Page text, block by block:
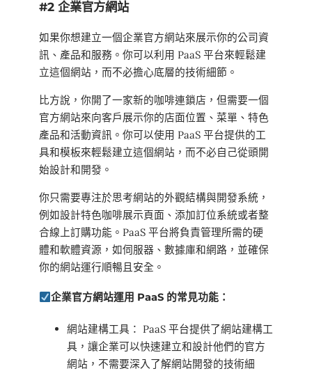
#2 企業官方網站
如果你想建立一個企業官方網站來展示你的公司資
訊、產品和服務。你可以利用 PaaS 平台來輕鬆建
立這個網站，而不必擔心底層的技術細節。
比方說，你開了一家新的咖啡連鎖店，但需要一個
官方網站來向客戶展示你的店面位置、菜單、特色
產品和活動資訊。你可以使用 PaaS 平台提供的工
具和模板來輕鬆建立這個網站，而不必自己從頭開
始設計和開發。
你只需要專注於思考網站的外觀結構與開發系統，
例如設計特色咖啡展示頁面、添加訂位系統或者整
合線上訂購功能。PaaS 平台將負責管理所需的硬
體和軟體資源，如伺服器、數據庫和網路，並確保
你的網站運行順暢且安全。
企業官方網站運用 PaaS 的常見功能：
網站建構工具： PaaS 平台提供了網站建構工
具，讓企業可以快速建立和設計他們的官方
網站，不需要深入了解網站開發的技術細